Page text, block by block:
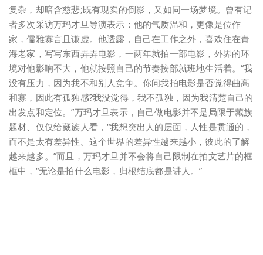
复杂，却暗含慈悲;既有现实的倒影，又如同一场梦境。曾有记
者多次采访万玛才旦导演表示：他的气质温和，更像是位作
家，儒雅寡言且谦虚。他透露，自己在工作之外，喜欢住在青
海老家，写写东西弄弄电影，一两年就拍一部电影，外界的环
境对他影响不大，他就按照自己的节奏按部就班地生活着。“我
没有压力，因为我不和别人竞争。你问我拍电影是否觉得曲高
和寡，因此有孤独感?我没觉得，我不孤独，因为我清楚自己的
出发点和定位。”万玛才旦表示，自己做电影并不是局限于藏族
题材、仅仅给藏族人看，“我想突出人的层面，人性是贯通的，
而不是太有差异性。这个世界的差异性越来越小，彼此的了解
越来越多。”而且，万玛才旦并不会将自己限制在拍文艺片的框
框中，“无论是拍什么电影，归根结底都是讲人。”